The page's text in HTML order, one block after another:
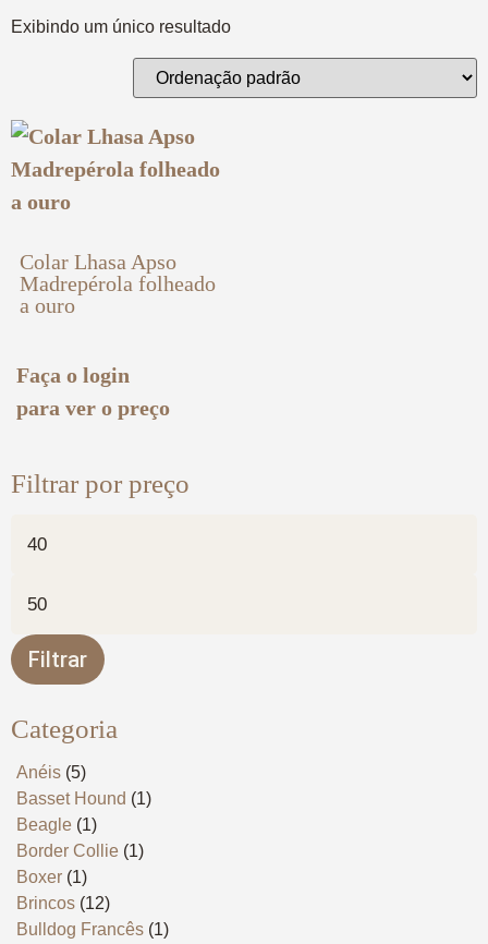
Filtrar por preço
Filtrar
Categoria
Anéis (5)
Basset Hound (1)
Beagle (1)
Border Collie (1)
Boxer (1)
Brincos (12)
Bulldog Francês (1)
Exibindo um único resultado
Colar Lhasa Apso
Madrepérola folheado
a ouro
Faça o login
para ver o preço